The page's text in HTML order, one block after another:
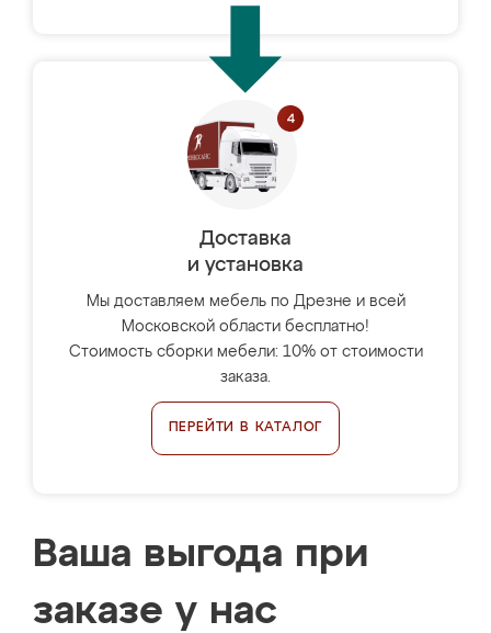
Доставка
и установка
Мы доставляем мебель по Дрезне и всей
Московской области бесплатно!
Стоимость сборки мебели: 10% от стоимости
заказа.
ПЕРЕЙТИ В КАТАЛОГ
Ваша выгода при
заказе у нас